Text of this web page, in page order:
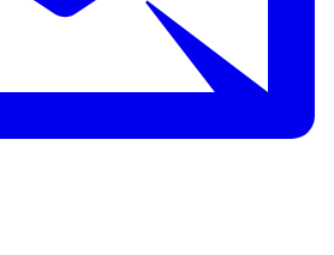
geen geschikte methode.